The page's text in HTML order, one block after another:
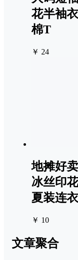
花半袖
棉T
￥ 24
地摊好
冰丝印
夏装连
￥ 10
文章聚合